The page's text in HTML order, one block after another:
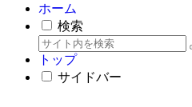
ホーム
検索
トップ
サイドバー